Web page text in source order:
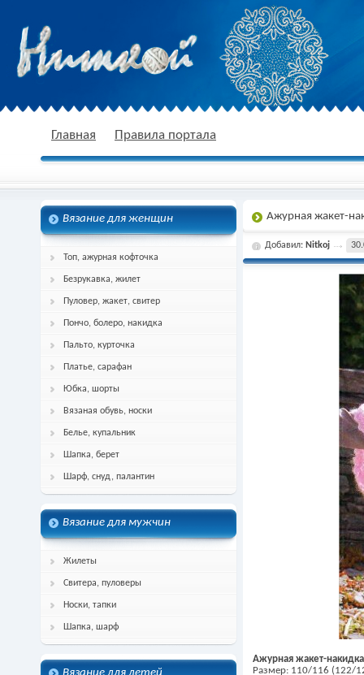
спицами, схема и описание
Главная Правила портала
Вязание для женщин
Топ, ажурная кофточка
Безрукавка, жилет
Пуловер, жакет, свитер
Пончо, болеро, накидка
Пальто, курточка
Платье, сарафан
Юбка, шорты
Вязаная обувь, носки
Белье, купальник
Шапка, берет
Шарф, снуд, палантин
Вязание для мужчин
Жилеты
Свитера, пуловеры
Носки, тапки
Шапка, шарф
Ажурная жакет-
Добавил: Nitkoj
Ажурная жакет-
Размер: 110/116 (122/